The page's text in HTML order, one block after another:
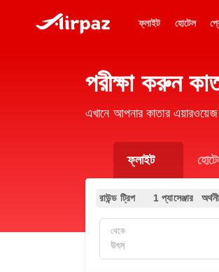
ফ্লাইট হোটেল
পরীক্ষা করুন
এখানে আপনার কাতার
ফ্লাইট
রাউন্ড ট্রিপ 1 প্যাসেঞ্জার
থেকে